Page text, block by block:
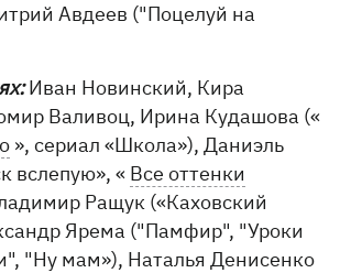
Авдеев ("Поцелуй на
Иван Новинский, Кира
Валивоц, Ирина Кудашова («
», сериал «Школа»), Даниэль
вслепую», « Все оттенки
Ращук («Каховский
Ярема ("Памфир", "Уроки
"Ну мам»), Наталья Денисенко